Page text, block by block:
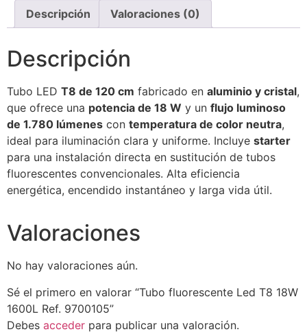
Descripción Valoraciones (0)
Descripción
Tubo LED T8 de 120 cm fabricado en aluminio y cristal,
que ofrece una potencia de 18 W y un flujo luminoso
de 1.780 lúmenes con temperatura de color neutra,
ideal para iluminación clara y uniforme. Incluye starter
para una instalación directa en sustitución de tubos
fluorescentes convencionales. Alta eficiencia
energética, encendido instantáneo y larga vida útil.
Valoraciones
No hay valoraciones aún.
Sé el primero en valorar “Tubo fluorescente Led T8 18W
1600L Ref. 9700105”
Debes acceder para publicar una valoración.